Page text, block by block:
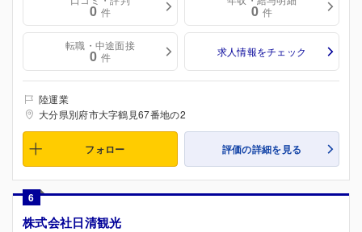
0 件 0 件
転職・中途面接
0 件 求人情報をチェック
陸運業
大分県別府市大字鶴見67番地の2
フォロー 評価の詳細を見る
6
株式会社日清観光